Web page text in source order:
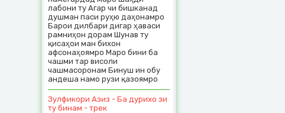
лабони ту Агар чи бишканад
душман паси руҳю даҳонамро
Барои дилбари дигар ҳаваси
рамниҳон дорам Шунав ту
қисаҳои ман бихон
афсонаҳоямро Маро бини ба
чашми тар висоли
чашмасоронам Бинуш ин обу
андеша намо рузи қазоямро
Зулфикори Азиз - Ба дурихо зи
ту бинам - трек